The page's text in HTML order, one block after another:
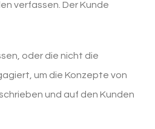
verfassen. Der Kunde
oder die nicht die
um die Konzepte von
und auf den Kunden